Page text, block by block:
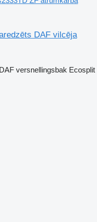
DAF vilcēja
versnellingsbak Ecosplit